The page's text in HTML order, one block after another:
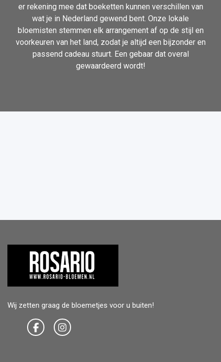
er rekening mee dat boeketten kunnen verschillen van
wat je in Nederland gewend bent. Onze lokale
bloemisten stemmen elk arrangement af op de stijl en
voorkeuren van het land, zodat je altijd een bijzonder en
passend cadeau stuurt. Een gebaar dat overal
gewaardeerd wordt!
Wij zetten graag de bloemetjes voor u buiten!